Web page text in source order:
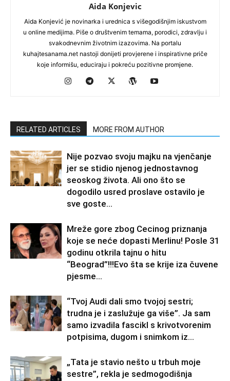
Aida Konjevic
Aida Konjević je novinarka i urednica s višegodišnjim iskustvom
u online medijima. Piše o društvenim temama, porodici, zdravlju i
svakodnevnim životnim izazovima. Na portalu
kuhajtesanama.net nastoji donijeti provjerene i inspirativne priče
koje informišu, educiraju i pokreću pozitivne promjene.
RELATED ARTICLES MORE FROM AUTHOR
Nije pozvao svoju majku na vjenčanje
jer se stidio njenog jednostavnog
seoskog života. Ali ono što se
dogodilo usred proslave ostavilo je
sve goste...
Mreže gore zbog Cecinog priznanja
koje se neće dopasti Merlinu! Posle 31
godinu otkrila tajnu o hitu
“Beograd”!!!Evo šta se krije iza čuvene
pjesme...
“Tvoj Audi dali smo tvojoj sestri;
trudna je i zaslužuje ga više”. Ja sam
samo izvadila fascikl s krivotvorenim
potpisima, dugom i snimkom iz...
„Tata je stavio nešto u trbuh moje
sestre”, rekla je sedmogodišnja